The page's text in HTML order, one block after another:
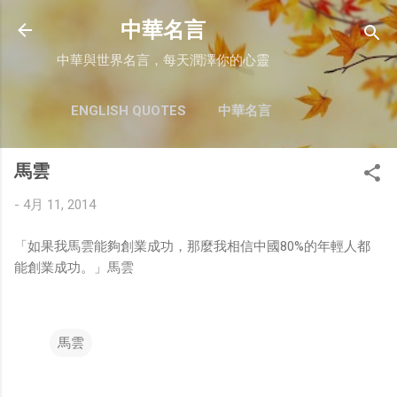
跳至主要內容
中華名言
中華與世界名言，每天潤澤你的心靈
ENGLISH QUOTES 中華名言
馬雲
- 4月 11, 2014
「如果我馬雲能夠創業成功，那麼我相信中國80%的年輕人都
能創業成功。」馬雲
馬雲